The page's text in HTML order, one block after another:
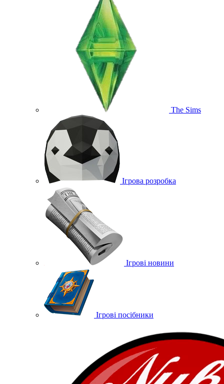
The Sims
Ігрова розробка
Ігрові новини
Ігрові посібники